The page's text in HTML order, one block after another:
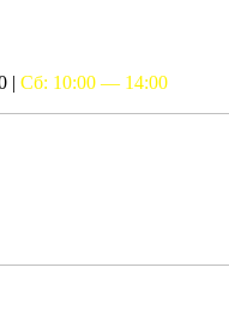
| Сб: 10:00 — 14:00